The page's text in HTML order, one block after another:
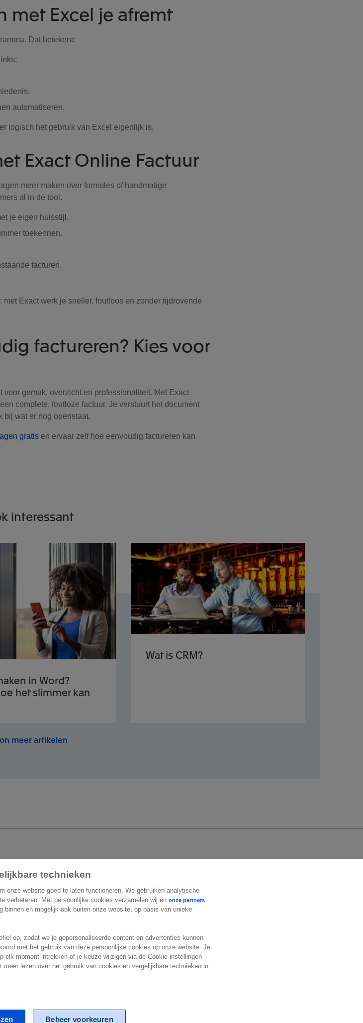
met Excel je afremt
Dat betekent:
automatiseren.
logisch het gebruik van Excel eigenlijk is.
Exact Online Factuur
meer maken over formules of handmatige
al in de tool.
je eigen huisstijl.
toekennen.
facturen.
Exact werk je sneller, foutloos en zonder tijdrovende
factureren? Kies voor
gemak, overzicht en professionaliteit. Met Exact
complete, foutloze factuur. Je verstuurt het document
bij wat er nog openstaat.
gratis en ervaar zelf hoe eenvoudig factureren kan
interessant
in Word?
het slimmer kan
Wat is CRM?
meer artikelen
Overige informatie
Support
Volg ons
preferences Disclaimer
technieken
onze website goed te laten functioneren. We gebruiken analytische
verbeteren. Met persoonlijke cookies verzamelen wij enonze partners
binnen en mogelijk ook buiten onze website, op basis van unieke
op, zodat we je gepersonaliseerde content en advertenties kunnen
met het gebruik van deze persoonlijke cookies op onze website. Je
elk moment intrekken of je keuze wijzigen via de Cookie-instellingen
lezen over het gebruik van cookies en vergelijkbare technieken in
Beheer voorkeuren